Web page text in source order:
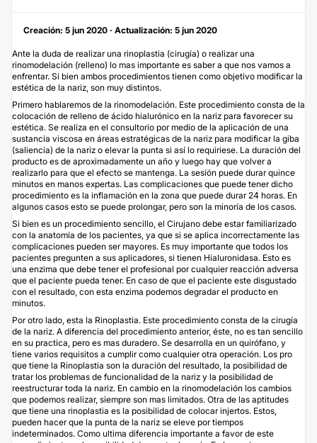
Creación: 5 jun 2020 · Actualización: 5 jun 2020
Ante la duda de realizar una rinoplastia (cirugía) o realizar una
rinomodelación (relleno) lo mas importante es saber a que nos vamos a
enfrentar. Si bien ambos procedimientos tienen como objetivo modificar la
estética de la nariz, son muy distintos.
Primero hablaremos de la rinomodelación. Este procedimiento consta de la
colocación de relleno de ácido hialurónico en la nariz para favorecer su
estética. Se realiza en el consultorio por medio de la aplicación de una
sustancia viscosa en áreas estratégicas de la nariz para modificar la giba
(saliencia) de la nariz o elevar la punta si así lo requiriese. La duración del
producto es de aproximadamente un año y luego hay que volver a
realizarlo para que el efecto se mantenga. La sesión puede durar quince
minutos en manos expertas. Las complicaciones que puede tener dicho
procedimiento es la inflamación en la zona que puede durar 24 horas. En
algunos casos esto se puede prolongar, pero son la minoría de los casos.
Si bien es un procedimiento sencillo, el Cirujano debe estar familiarizado
con la anatomía de los pacientes, ya que si se aplica incorrectamente las
complicaciones pueden ser mayores. Es muy importante que todos los
pacientes pregunten a sus aplicadores, si tienen Hialuronidasa. Esto es
una enzima que debe tener el profesional por cualquier reacción adversa
que el paciente pueda tener. En caso de que el paciente este disgustado
con el resultado, con esta enzima podemos degradar el producto en
minutos.
Por otro lado, esta la Rinoplastia. Este procedimiento consta de la cirugía
de la nariz. A diferencia del procedimiento anterior, éste, no es tan sencillo
en su practica, pero es mas duradero. Se desarrolla en un quirófano, y
tiene varios requisitos a cumplir como cualquier otra operación. Los pro
que tiene la Rinoplastia son la duración del resultado, la posibilidad de
tratar los problemas de funcionalidad de la nariz y la posibilidad de
reestructurar toda la nariz. En cambio en la rinomodelación los cambios
que podemos realizar, siempre son mas limitados. Otra de las aptitudes
que tiene una rinoplastia es la posibilidad de colocar injertos. Estos,
pueden hacer que la punta de la nariz se eleve por tiempos
indeterminados. Como ultima diferencia importante a favor de este